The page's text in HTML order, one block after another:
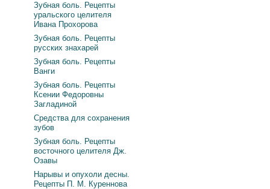
Зубная боль. Рецепты
уральского целителя
Ивана Прохорова
Зубная боль. Рецепты
русских знахарей
Зубная боль. Рецепты
Ванги
Зубная боль. Рецепты
Ксении Федоровны
Загладиной
Средства для сохранения
зубов
Зубная боль. Рецепты
восточного целителя Дж.
Озавы
Нарывы и опухоли десны.
Рецепты П. М. Куреннова